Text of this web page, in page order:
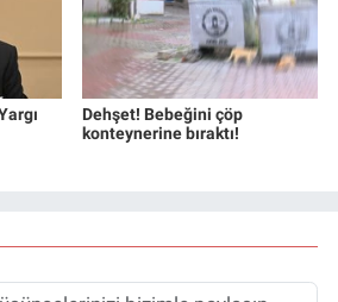
Dehşet! Bebeğini çöp
konteynerine bıraktı!